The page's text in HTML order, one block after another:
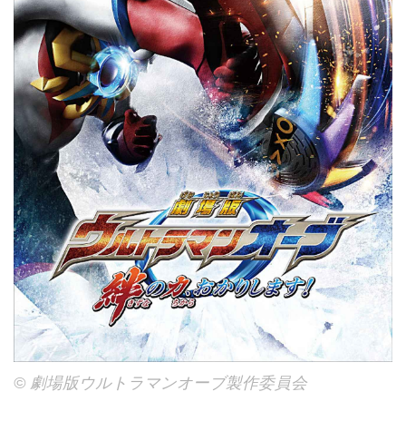
© 劇場版ウルトラマンオーブ製作委員会